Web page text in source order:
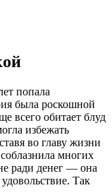
попала
была роскошной
всего обитает блуд
избежать
во главу жизни
многих
ради денег — она
Так